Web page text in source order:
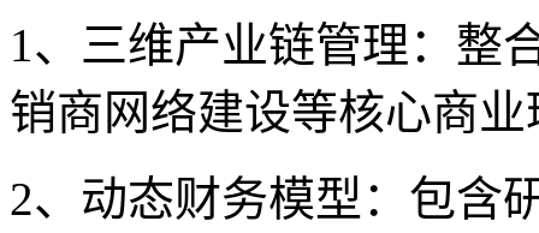
1、三维产业链管理：整
销商网络建设等核心商业
2、动态财务模型：包含